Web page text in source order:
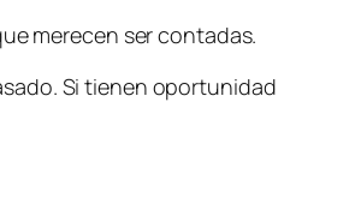
merecen ser contadas.
Si tienen oportunidad